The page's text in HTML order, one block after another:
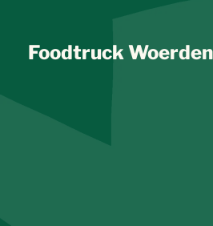
Foodtruck